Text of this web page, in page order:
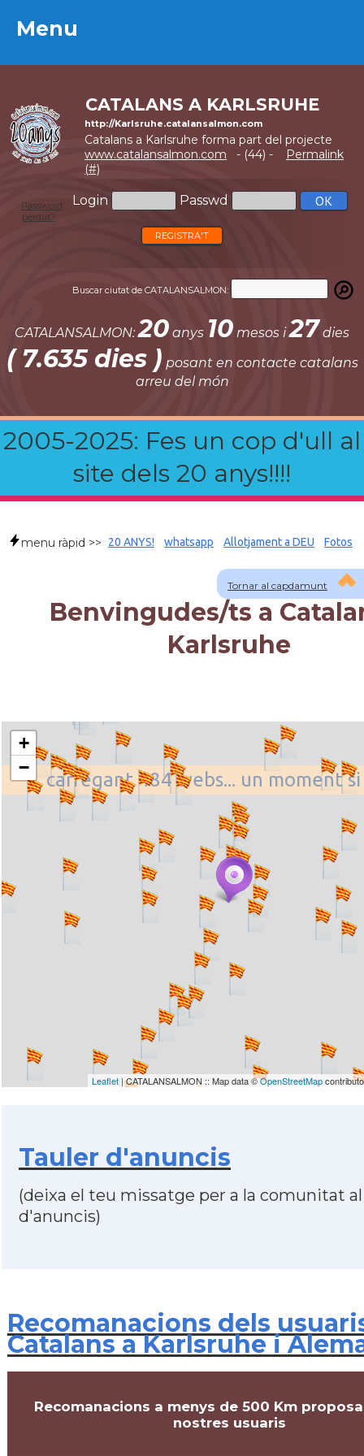
Menu
CATALANS A KARLSRUHE
http://Karlsruhe.catalansalmon.com
Catalans a Karlsruhe forma part del projecte
www.catalansalmon.com - (44) -
Permalink
(#)
Login Passwd
Password
perdut?
REGISTRA'T
Buscar ciutat de CATALANSALMON:
CATALANSALMON:20 anys 10 mesos i27 dies
( 7.635 dies ) posant en contacte catalans
arreu del món
2005-2025: Fes un cop d'ull al
site dels 20 anys!!!!
Menu
Tornar al capdamunt
menu ràpid >> 20 ANYS! whatsapp Allotjament a DEU Fotos
Benvingudes/ts a
Karlsruhe
... carregant 484 webs... un moment
+
−
Leaflet | CATALANSALMON :: Map data ©OpenStreetMap
Tauler d'anuncis
(deixa el teu missatge per a la comunitat
d'anuncis)
Recomanacions dels
Catalans a Karlsruhe i
Recomanacions a menys de 500 Km
nostres usuaris